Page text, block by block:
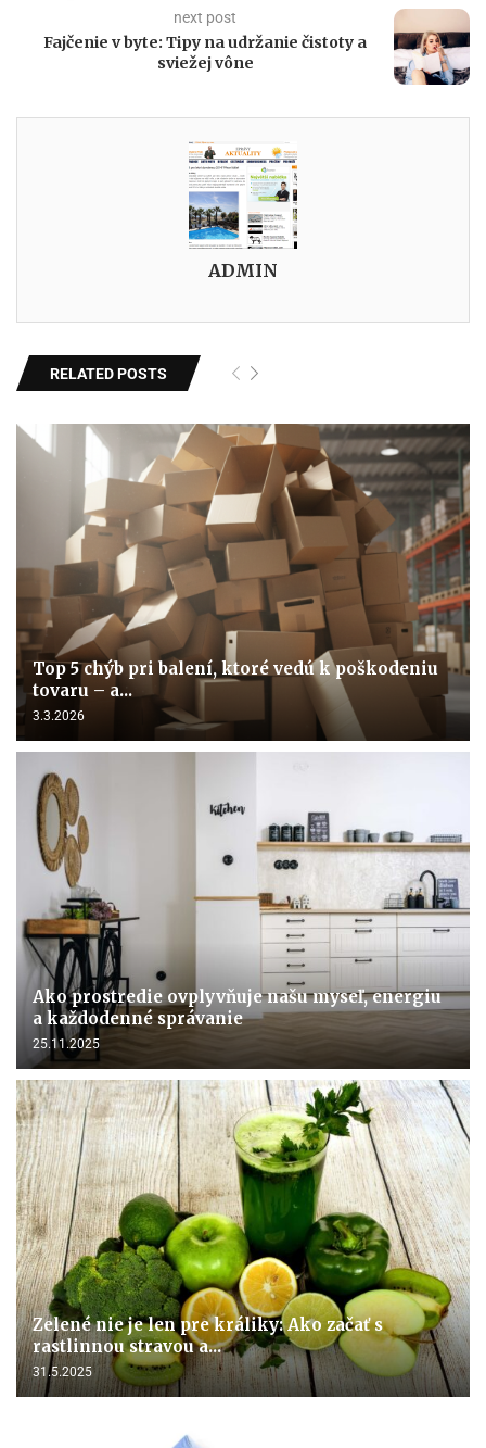
next post
Fajčenie v byte: Tipy na udržanie čistoty a
sviežej vône
ADMIN
RELATED POSTS
Top 5 chýb pri balení, ktoré vedú k poškodeniu
tovaru – a...
3.3.2026
Ako prostredie ovplyvňuje našu myseľ, energiu
a každodenné správanie
25.11.2025
Zelené nie je len pre králiky: Ako začať s
rastlinnou stravou a...
31.5.2025